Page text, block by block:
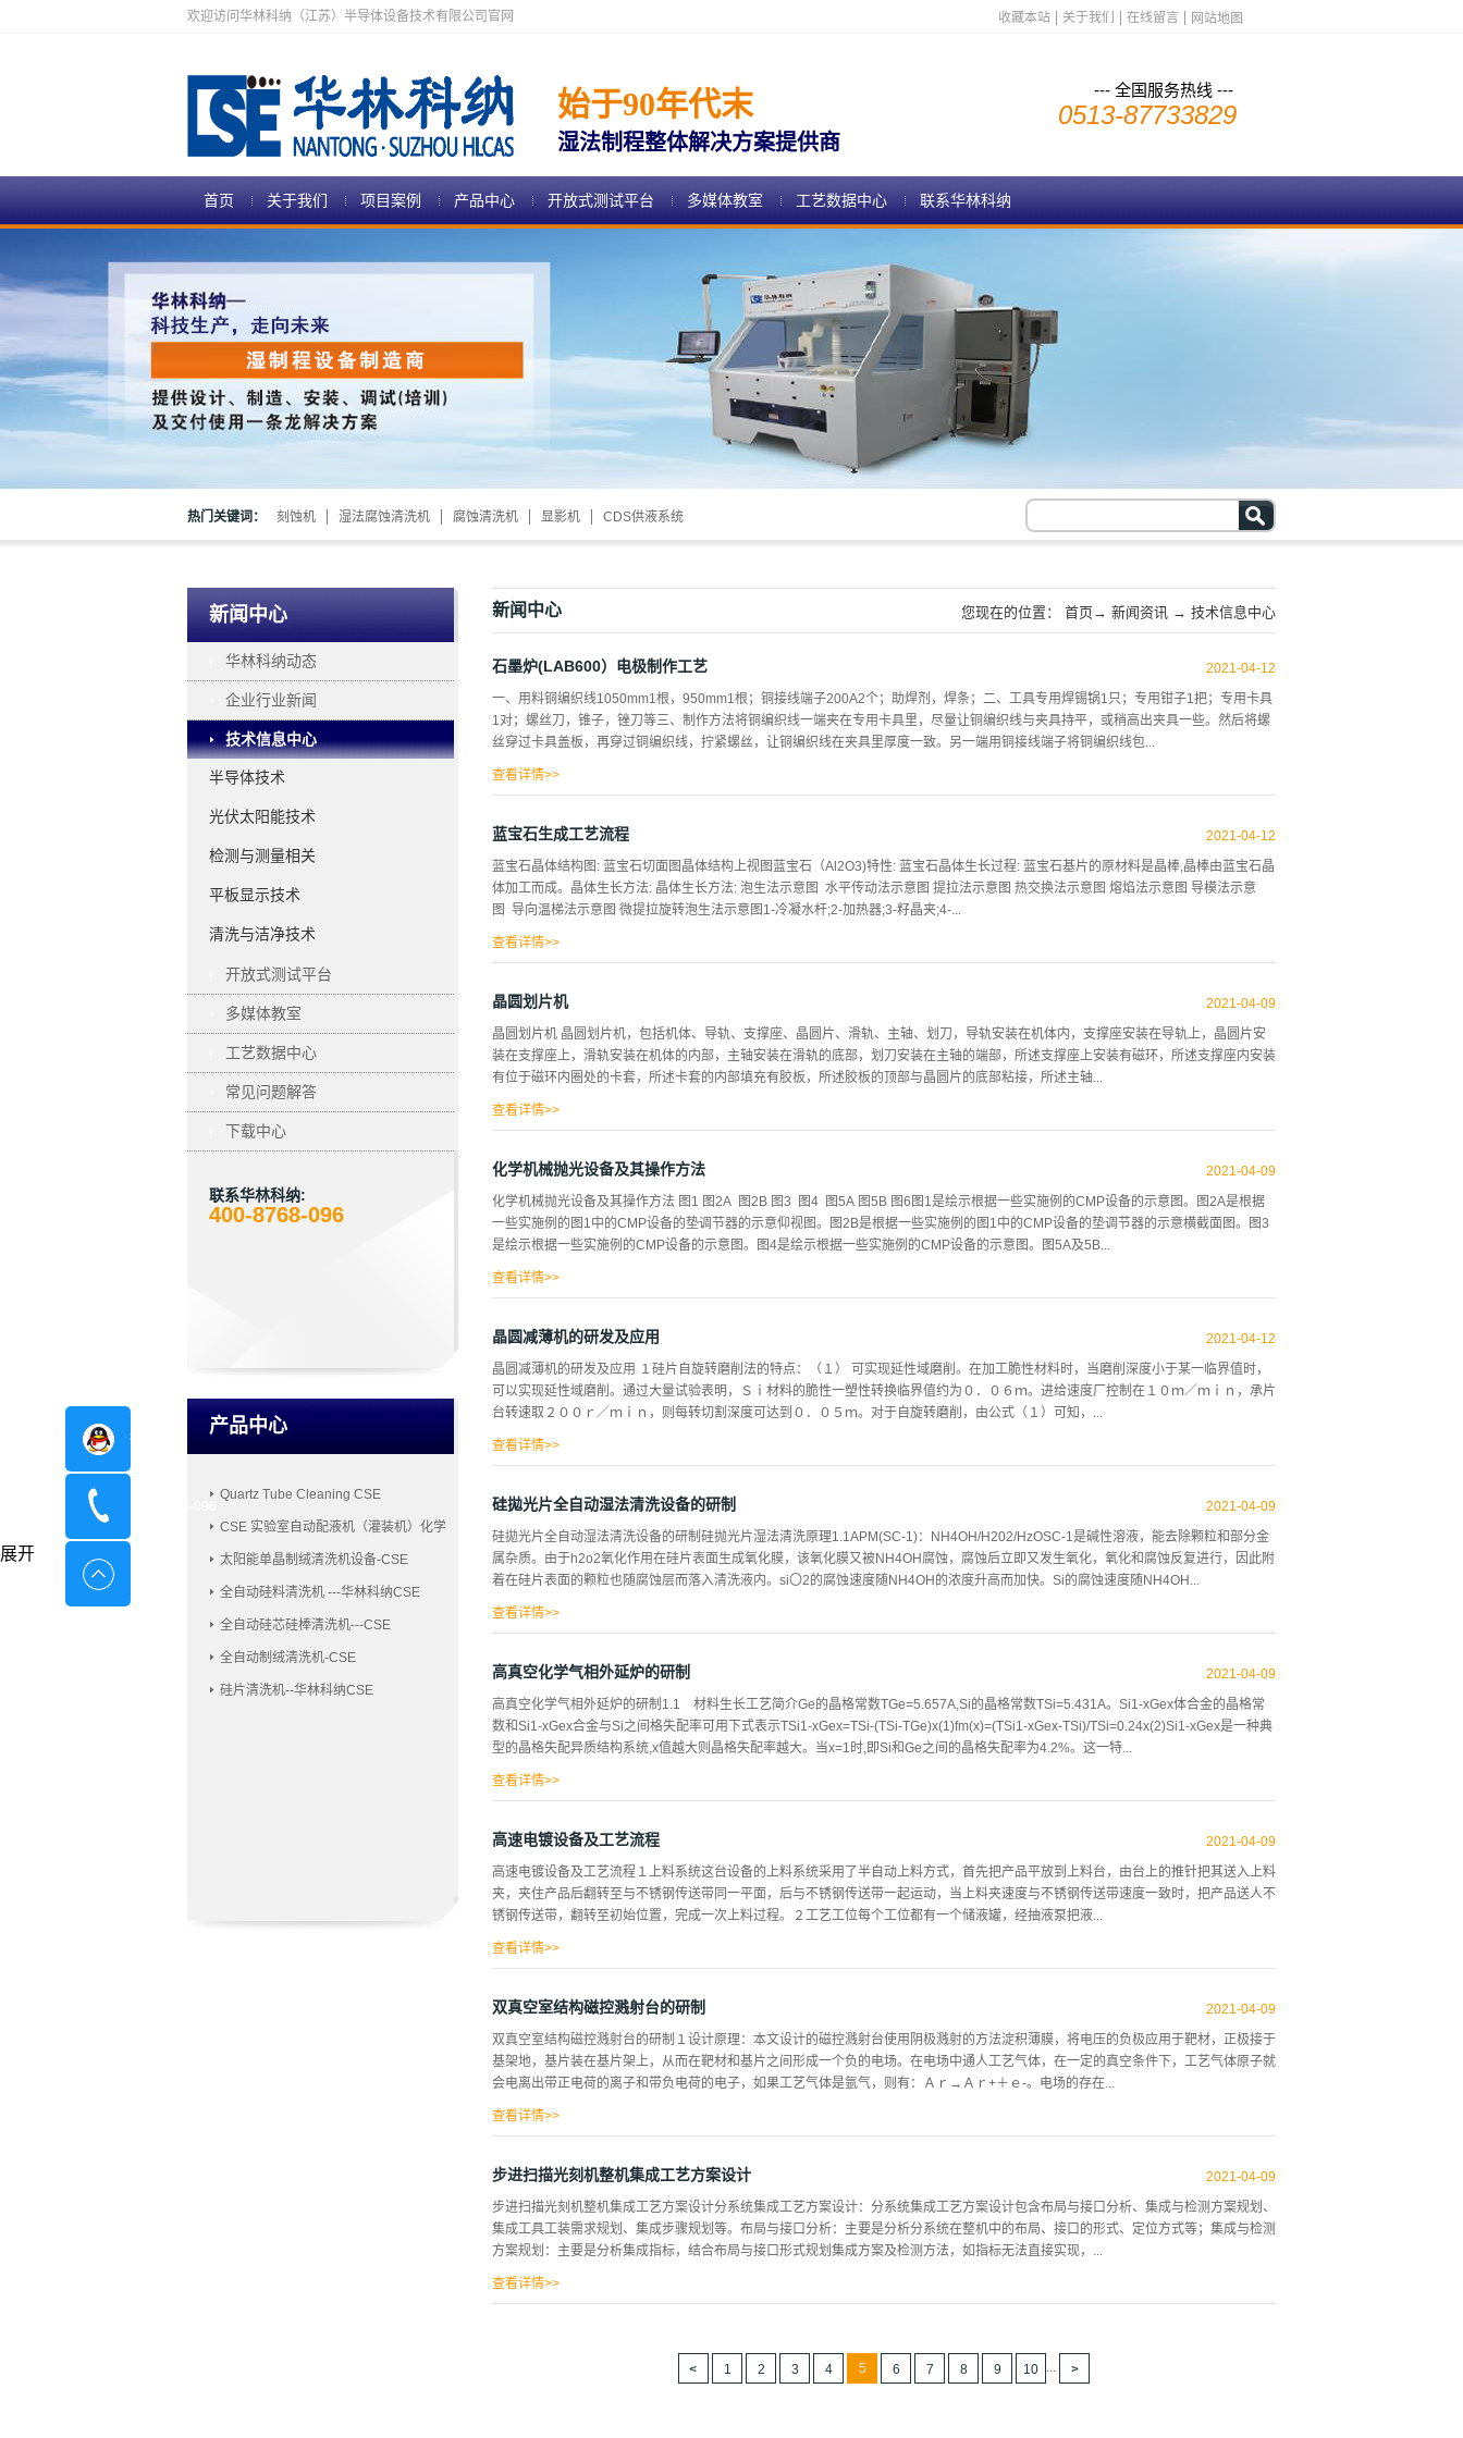
欢迎访问华林科纳（江苏）半导体设备技术有限公司官网 收藏本站 关于我们 在线留言 网站地图
始于90年代末
湿法制程整体解决方案提供商
--- 全国服务热线 ---
0513-87733829
首页 关于我们 项目案例 产品中心 开放式测试平台 多媒体教室 工艺数据中心 联系华林科纳
热门关键词： 刻蚀机 湿法腐蚀清洗机 腐蚀清洗机 显影机 CDS供液系统
新闻中心
华林科纳动态
企业行业新闻
技术信息中心
半导体技术
光伏太阳能技术
检测与测量相关
平板显示技术
清洗与洁净技术
开放式测试平台
多媒体教室
工艺数据中心
常见问题解答
下载中心
联系华林科纳:
400-8768-096
产品中心
Quartz Tube Cleaning CSE
CSE 实验室自动配液机（灌装机）化学
品配液机
太阳能单晶制绒清洗机设备-CSE
全自动硅料清洗机 ---华林科纳CSE
全自动硅芯硅棒清洗机---CSE
全自动制绒清洗机-CSE
硅片清洗机--华林科纳CSE
新闻中心 您现在的位置： 首页→ 新闻资讯 → 技术信息中心
石墨炉(LAB600）电极制作工艺
一、用料铜编织线1050mm1根，950mm1根；铜接线端子200A2个；助焊剂，焊条；二、工具专用焊锡锅1只；专用钳子1把；专用卡具
1对；螺丝刀，锥子，锉刀等三、制作方法将铜编织线一端夹在专用卡具里，尽量让铜编织线与夹具持平，或稍高出夹具一些。然后将螺
丝穿过卡具盖板，再穿过铜编织线，拧紧螺丝，让铜编织线在夹具里厚度一致。另一端用铜接线端子将铜编织线包...
加热，当焊锡条溶化后，再加热20-30分钟，表面起氧化反应即可。用一铁片将表面的氧化层刮掉，这时将铜编织线两端分别浸泡在助焊
极头制作待铜编织线冷却后，将多余的焊锡及铜线去掉，将专用夹具去掉后将这部分进行加工处理，如图所示：料厚=4mm 六、 将制作
好的电极套上18的腊管，用绝缘胶布将两端的腊管头部与端子根部包住，另一端与加工部位的根部包住，即完成。免责声明：文章来源
于网络，不代表本公司观点，如有侵权请联系本网站删除。
2021-04-12
查看详情>>
蓝宝石生成工艺流程
蓝宝石晶体结构图: 蓝宝石切面图晶体结构上视图蓝宝石（Al2O3)特性: 蓝宝石晶体生长过程: 蓝宝石基片的原材料是晶棒,晶棒由蓝宝石晶
体加工而成。晶体生长方法: 晶体生长方法: 泡生法示意图 水平传动法示意图 提拉法示意图 热交换法示意图 熔焰法示意图 导模法示意
图 导向温梯法示意图 微提拉旋转泡生法示意图1-冷凝水杆;2-加热器;3-籽晶夹;4-...
程: 蓝宝石晶棒加工制作工艺流程图片: 免责声明：文章来源于网络，不代表本公司观点，如有侵权请联系本网站删除。
2021-04-12
查看详情>>
晶圆划片机
晶圆划片机 晶圆划片机，包括机体、导轨、支撑座、晶圆片、滑轨、主轴、划刀，导轨安装在机体内，支撑座安装在导轨上，晶圆片安
装在支撑座上，滑轨安装在机体的内部，主轴安装在滑轨的底部，划刀安装在主轴的端部，所述支撑座上安装有磁环，所述支撑座内安装
有位于磁环内圈处的卡套，所述卡套的内部填充有胶板，所述胶板的顶部与晶圆片的底部粘接，所述主轴...
的外侧螺纹连接有螺栓，螺栓的端部贯穿并延伸至滑动套的内部，滑动套的侧面固定连接有支撑块，支撑块的端部固定连接有定位环。定
磁棒的端部固定连接有第二磁圈，所述磁杆、第一磁圈、磁棒、第二磁圈的磁极均为相同磁极，所述磁杆、第一磁圈、磁棒、第二磁圈与
磁环为同极相斥状态。胶板的材质为工业级橡皮泥材质，所述粘接环的材质为粘性橡胶圈，所述粘接环上开设有若干个通孔，所述粘接环
上通孔的形状与晶圆片的形状相适配。1、该晶圆划片机，通过卡套与胶板之间的配合使用，使得晶圆在切割过程中，底部受到重力与磁
力相斥的力度直接陷进胶板的内部，通过胶板的柔性设计，使得晶圆在切割时，底部直接被胶板包裹，同时通过胶板将晶圆固定在支撑座
上，无需另外采用固...
2021-04-09
查看详情>>
化学机械抛光设备及其操作方法
化学机械抛光设备及其操作方法 图1 图2A 图2B 图3 图4 图5A 图5B 图6图1是绘示根据一些实施例的CMP设备的示意图。图2A是根据
一些实施例的图1中的CMP设备的垫调节器的示意仰视图。图2B是根据一些实施例的图1中的CMP设备的垫调节器的示意横截面图。图3
是绘示根据一些实施例的CMP设备的示意图。图4是绘示根据一些实施例的CMP设备的示意图。图5A及5B...
是绘示根据一些实施例的CMP设备100的示意图。如图1中所展示，CMP设备100包含压板102、晶片载体104及垫调节器110。抛光垫
垫105围绕第一轴线103旋转。晶片载体104包含轴件106及耦合到轴件106的平板107。轴件106经配置以围绕第二轴线113旋转。平板
107经配置以固持工件108，例如半导体晶片。在一些实施例中，晶片载体104经配置以向上或向下移动晶片108，使得晶片108可与抛光
表面105A接合。在一些实施例中，平板107可通过...
2021-04-09
查看详情>>
晶圆减薄机的研发及应用
晶圆减薄机的研发及应用 １硅片自旋转磨削法的特点：（１） 可实现延性域磨削。在加工脆性材料时，当磨削深度小于某一临界值时，
可以实现延性域磨削。通过大量试验表明，Ｓｉ材料的脆性一塑性转换临界值约为０．０６ｍ。进给速度厂控制在１０ｍ／ｍｉｎ，承片
台转速取２００ｒ／ｍｉｎ，则每转切割深度可达到０．０５ｍ。对于自旋转磨削，由公式（１）可知，...
提高硅片转速和砂轮轴向进给速度，可以在保持与普通磨削同样的磨削深度情况下，达到较高的材料去除率，适用于大余量磨削。（３）
直径２００ｍｍ以上的大尺寸硅片背面磨削（ｂａｃｋｇｒｉｎｄｉｎｇ）大都采用基于硅片白旋转磨削原理的超精密磨削技术。２硅片
背面磨削的工艺过程：硅片背面磨削一般分为两步：粗磨和精磨。在粗磨阶段，采用粒度４６＃～５００＃的金刚石砂轮，轴向进给速度
为１００～５００ｍｍ／ｍｉｎ，磨削深度较大，般为０．５～ｌ１ＴＩＩ＇ｆｌ。目的是迅速去除硅片背面绝大部分的多余材料（加工
余量的９０％）。精磨时，加工余量几微米直至十几微米，采用粒度２０００＃～４０００＃的金刚石砂轮，轴向进给速度为０．５～１
０ｍｍ...
2021-04-12
查看详情>>
硅拋光片全自动湿法清洗设备的研制
硅拋光片全自动湿法清洗设备的研制硅抛光片湿法清洗原理1.1APM(SC-1)：NH4OH/H202/HzOSC-1是碱性溶液，能去除颗粒和部分金
属杂质。由于h2o2氧化作用在硅片表面生成氧化膜，该氧化膜又被NH4OH腐蚀，腐蚀后立即又发生氧化，氧化和腐蚀反复进行，因此附
着在硅片表面的颗粒也随腐蚀层而落入清洗液内。si〇2的腐蚀速度随NH4OH的浓度升高而加快。Si的腐蚀速度随NH4OH...
控制在稀浓度范围内，这样不但可以有效去除颗粒，而且可以防止表面微粗糙度增加。通常，在SC-1的基础上增加兆声系统，由于兆声
用，硅片表面的金属杂质，将随腐蚀层而进入清洗液中，并随去离子水的冲洗而被排除。SC-2用于去除硅片表面的钠、铁、镁等金属沾
污。在室温下能去除铁和锌。一般工艺温度为65~85。。。1.3HF/HCI稀的HF/HC1溶液可以去除硅片表面的自然氧化膜，同时去除表面
的金属沾污。一般工艺温度为室温。设备的组成及配置2.1设备的组成设备结构外形如图1所示，硅抛光片全自动湿法清洗设备采用全封
闭、模块化结构设计。整机按功...
2021-04-09
查看详情>>
高真空化学气相外延炉的研制
高真空化学气相外延炉的研制1.1 材料生长工艺简介Ge的晶格常数TGe=5.657A,Si的晶格常数TSi=5.431A。Si1-xGex体合金的晶格常
数和Si1-xGex合金与Si之间格失配率可用下式表示TSi1-xGex=TSi-(TSi-TGe)x(1)fm(x)=(TSi1-xGex-TSi)/TSi=0.24x(2)Si1-xGex是一种典
型的晶格失配异质结构系统,x值越大则晶格失配率越大。当x=1时,即Si和Ge之间的晶格失配率为4.2%。这一特...
出现的新的电学与光学特性。由于工艺方面的原因,70年代以前,无论在硅单晶衬底上或在锗单晶衬底上,均未能生长出高质量的Si1-xGex
应用低温高真空化学气相外延技术生长硅外延片[7]。90年代中期用同样的方法已研制出合格的Si1-xGex外延片[8]。应用低温高真空化学
气相外延技术来生长锗硅薄层,解决了高温生长外延材料的许多缺点,保证原子级的清洁的生长表面,防止引入不希望的缺陷,实现二维共度生
长,防止应变弛豫和三维岛状生长以提高晶格完整性,实现原位掺杂,防止界面互扩散以获...
2021-04-09
查看详情>>
高速电镀设备及工艺流程
高速电镀设备及工艺流程１上料系统这台设备的上料系统采用了半自动上料方式，首先把产品平放到上料台，由台上的推针把其送入上料
夹，夹住产品后翻转至与不锈钢传送带同一平面，后与不锈钢传送带一起运动，当上料夹速度与不锈钢传送带速度一致时，把产品送人不
锈钢传送带，翻转至初始位置，完成一次上料过程。２工艺工位每个工位都有一个储液罐，经抽液泵把液...
体及时排走，避免气泡停留在框架表面。从而提高电镀产品质量，保证镀品成品率。２.１工艺檀有液位传感器，在槽内有几段工位具备
并记录下产品数量；若下一记数器的数据与上一记数器记录的数据不相同，会立到报警（由电脑上读取）。跟踪系统的存在减少了废品
率，提高了成品率，还节约了材料和降低成本。２.２储液罐电镀设备每个工艺槽都配一个储液槽，除装药水外，还保证工艺槽内药水液
面，保证镀品质量；若液位不够，工艺槽内会出现时有溶液上来，时而无液体，你想，这样的工作液面能生产产品吗，要让储液罐为工艺
槽提供稳定的液拉，就必须由储液槽内的高低位传感器进行控制。若液位低于低位传感器，会报警，此时必须添加溶液至规定刻度；若液
位高于高位传感器，也会报警，此...
2021-04-09
查看详情>>
双真空室结构磁控溅射台的研制
双真空室结构磁控溅射台的研制１设计原理：本文设计的磁控溅射台使用阴极溅射的方法淀积薄膜，将电压的负极应用于靶材，正极接于
基架地，基片装在基片架上，从而在靶材和基片之间形成一个负的电场。在电场中通人工艺气体，在一定的真空条件下，工艺气体原子就
会电离出带正电荷的离子和带负电荷的电子，如果工艺气体是氩气，则有：Ａｒ→Ａｒ+＋ｅ-。电场的存在...
生电离。上述过程持续重复，就能产生巨大数量的氩离子和电子，在靶材和基片之间形成等离子区。等离子区中大量带正电的氩离子飞向
在阴极靶材背面合理地安装一块永久磁铁。磁铁的磁场强迫自由电子作额外的螺旋运动，就可以延长电子的移动路径，产生更高等级的分
裂，并使得等离子区具有更好的同质性，能够更好的利用靶材，减少由溅射粒子引起的靶材再沉积的数量，避免弧光放电现象。如果阴极
是由非导体材料组成，则轰击靶材的工艺气体离子就不能被传导电子中和，溅射过程就会熄火，所以绝缘靶材或电介质靶材不能使用直流
源溅射，而需要采用射频溅射。射频溅射使用射频电源（典型１３．６５ＭＨｚ）来点燃等离子区。在射频溅射的情况下，靶材交替地被
带...
2021-04-09
查看详情>>
步进扫描光刻机整机集成工艺方案设计
步进扫描光刻机整机集成工艺方案设计分系统集成工艺方案设计：分系统集成工艺方案设计包含布局与接口分析、集成与检测方案规划、
集成工具工装需求规划、集成步骤规划等。布局与接口分析：主要是分析分系统在整机中的布局、接口的形式、定位方式等；集成与检测
方案规划：主要是分析集成指标，结合布局与接口形式规划集成方案及检测方法，如指标无法直接实现，...
杂，下文将通过几个分系统案例，阐述集成工艺方案的设计过程。调焦调平分系统调焦调平分系统安装在主基板下方，物镜安装在主基板
上方，结构布局如图1所示。根据整机测校流程，调焦调平分系统在物镜曝光过程中实时调平调焦，因此，要求调焦调平焦面与像面的垂
2021-04-09
查看详情>>
1 2 3 4 5 6 7 8 9 10 ...
在线咨询
展开